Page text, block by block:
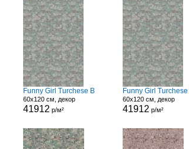
Funny Girl Turchese B
60x120 см, декор
41912 р/м²
Funny Girl Turchese
60x120 см, декор
41912 р/м²